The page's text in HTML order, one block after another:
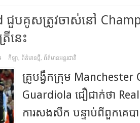
ជួបគូសត្រូវចាស់នៅ
រីនេះ
កីឡា, ព័ត៌មានថ្មី, ព័ត៌មានអន្តរជាតិ
គ្រូបង្វឹកក្រុម
Guardiola ជឿជាក់ថា Real
ការសងសឹក បន្ទាប់ពីពួកគេ